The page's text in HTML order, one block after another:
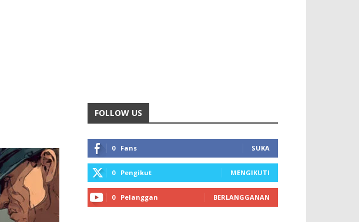
FOLLOW US
0 Fans SUKA
0 Pengikut MENGIKUTI
0 Pelanggan BERLANGGANAN